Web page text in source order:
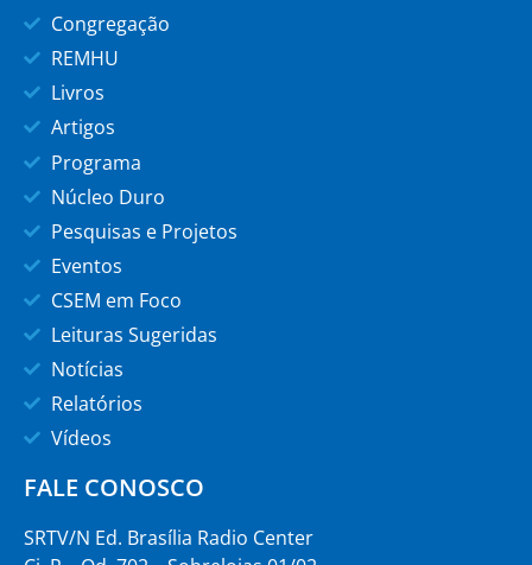
Congregação
REMHU
Livros
Artigos
Programa
Núcleo Duro
Pesquisas e Projetos
Eventos
CSEM em Foco
Leituras Sugeridas
Notícias
Relatórios
Vídeos
FALE CONOSCO
SRTV/N Ed. Brasília Radio Center